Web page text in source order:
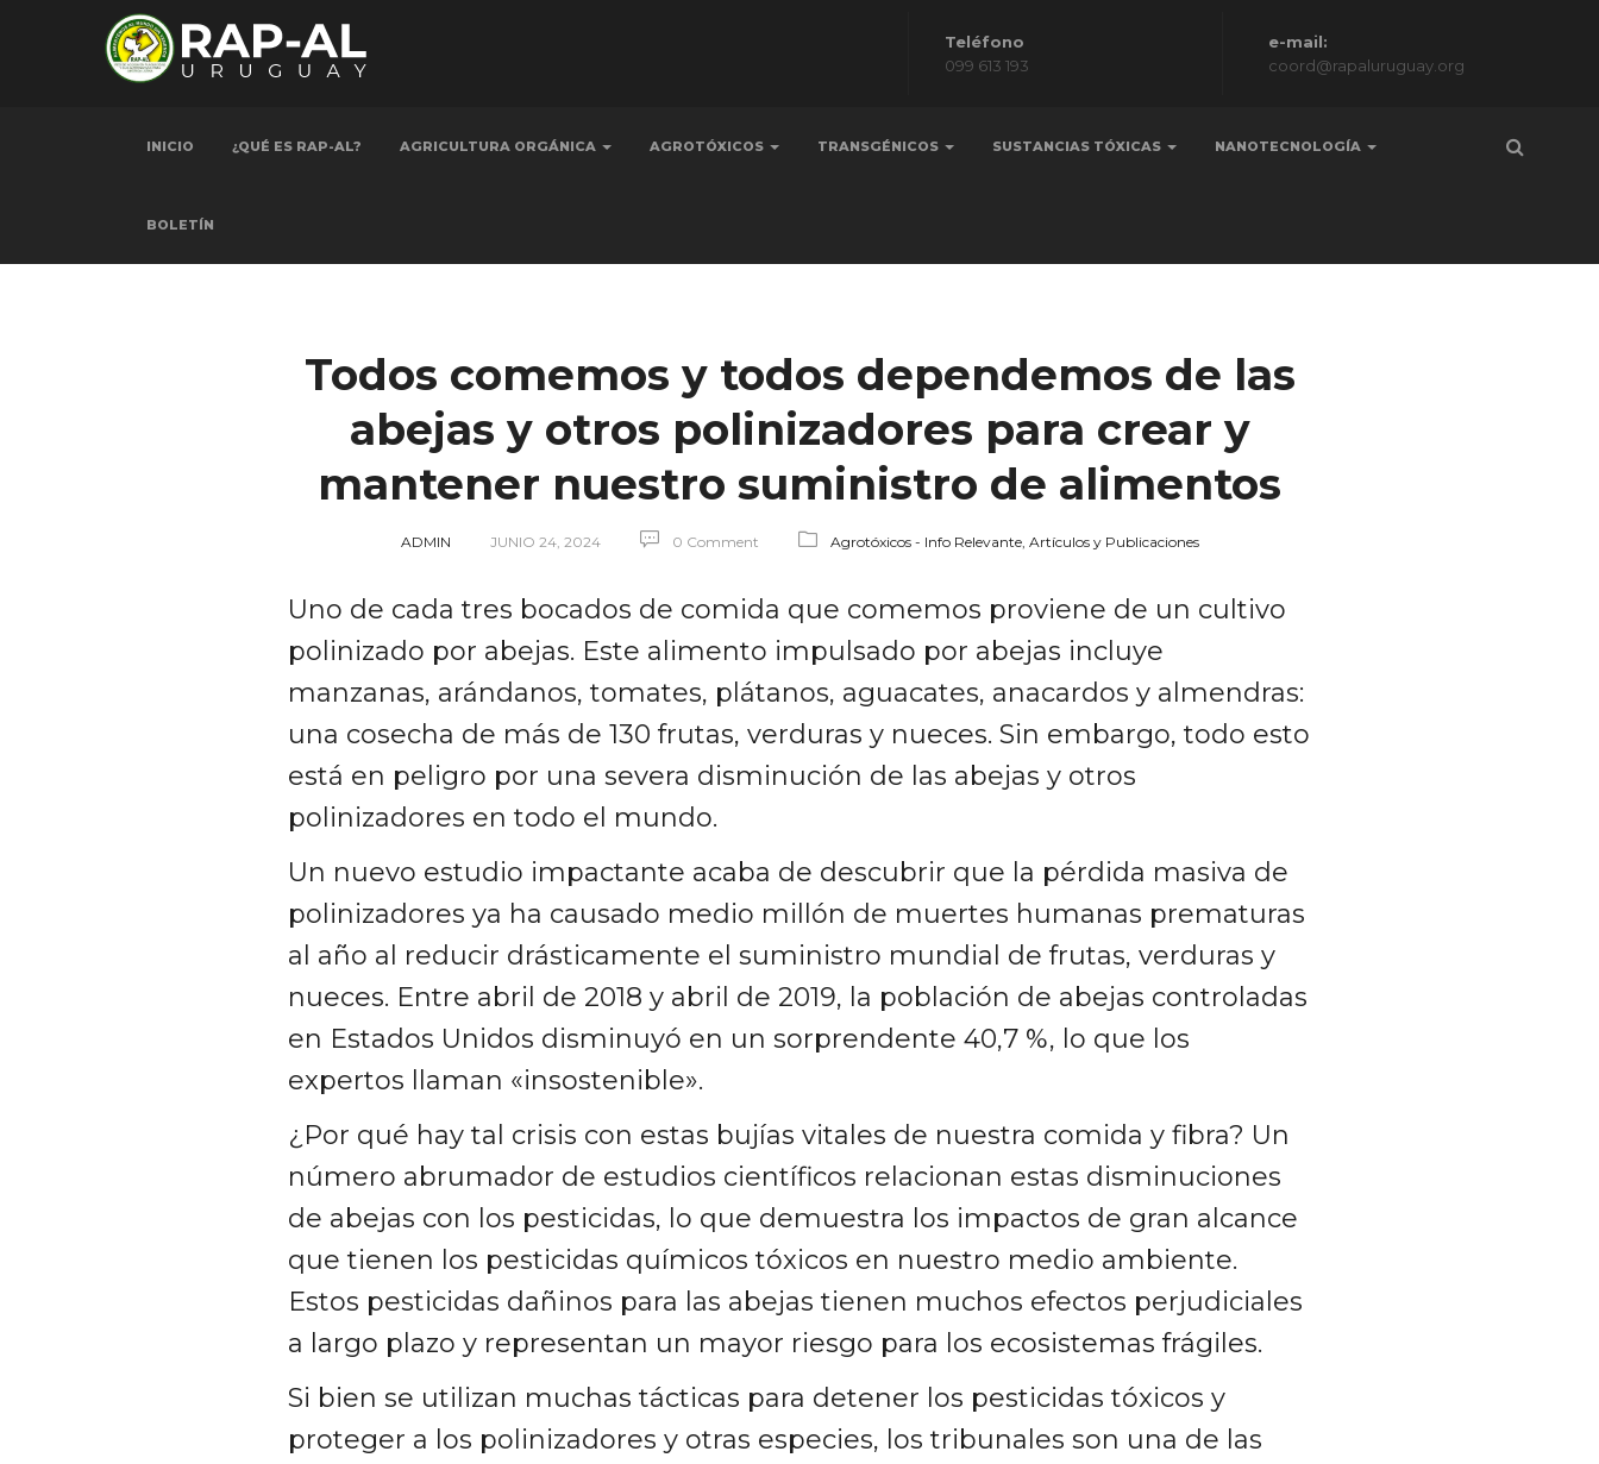
Teléfono
099 613 193
e-mail:
coord@rapaluruguay.org
INICIO ¿QUÉ ES RAP-AL? AGRICULTURA ORGÁNICA AGROTÓXICOS TRANSGÉNICOS SUSTANCIAS TÓXICAS NANOTECNOLOGÍA
BOLETÍN
Todos comemos y todos dependemos de las
abejas y otros polinizadores para crear y
mantener nuestro suministro de alimentos
ADMIN JUNIO 24, 2024 0 Comment Agrotóxicos - Info Relevante, Artículos y Publicaciones
Uno de cada tres bocados de comida que comemos proviene de un cultivo
polinizado por abejas. Este alimento impulsado por abejas incluye
manzanas, arándanos, tomates, plátanos, aguacates, anacardos y almendras:
una cosecha de más de 130 frutas, verduras y nueces. Sin embargo, todo esto
está en peligro por una severa disminución de las abejas y otros
polinizadores en todo el mundo.
Un nuevo estudio impactante acaba de descubrir que la pérdida masiva de
polinizadores ya ha causado medio millón de muertes humanas prematuras
al año al reducir drásticamente el suministro mundial de frutas, verduras y
nueces. Entre abril de 2018 y abril de 2019, la población de abejas controladas
en Estados Unidos disminuyó en un sorprendente 40,7 %, lo que los
expertos llaman «insostenible».
¿Por qué hay tal crisis con estas bujías vitales de nuestra comida y fibra? Un
número abrumador de estudios científicos relacionan estas disminuciones
de abejas con los pesticidas, lo que demuestra los impactos de gran alcance
que tienen los pesticidas químicos tóxicos en nuestro medio ambiente.
Estos pesticidas dañinos para las abejas tienen muchos efectos perjudiciales
a largo plazo y representan un mayor riesgo para los ecosistemas frágiles.
Si bien se utilizan muchas tácticas para detener los pesticidas tóxicos y
proteger a los polinizadores y otras especies, los tribunales son una de las